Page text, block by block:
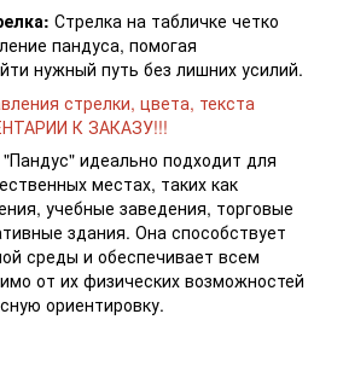
Стрелка на табличке четко
пандуса, помогая
нужный путь без лишних усилий.
стрелки, цвета, текста
К ЗАКАЗУ!!!
идеально подходит для
местах, таких как
учебные заведения, торговые
здания. Она способствует
среды и обеспечивает всем
от их физических возможностей
ориентировку.